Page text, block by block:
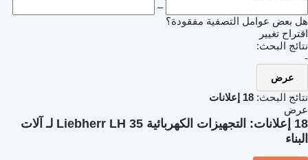
–
هل بعض عوامل التصفية مفقودة؟
اقتراح تغيير
نتائج البحث:
-
عرض
نتائج البحث: 18 إعلانات
عرض
18 إعلانات:
التجهيزات الكهربائية Liebherr LH 35 لـ آلات
البناء